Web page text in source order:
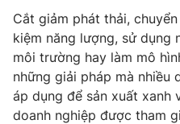
Video
VTV Money
Cắt giảm phát thải,
kiệm năng lượng, sử dụng
môi trường hay làm mô
những giải pháp mà nhiều
áp dụng để sản xuất xanh
doanh nghiệp được tham